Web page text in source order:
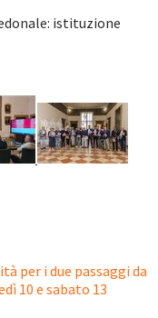
istituzione
per i due passaggi da
10 e sabato 13